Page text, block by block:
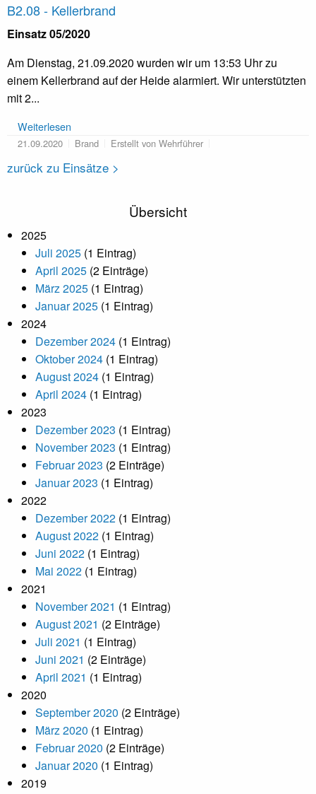
Übersicht
2025
Juli 2025 (1 Eintrag)
April 2025 (2 Einträge)
März 2025 (1 Eintrag)
Januar 2025 (1 Eintrag)
2024
Dezember 2024 (1 Eintrag)
Oktober 2024 (1 Eintrag)
August 2024 (1 Eintrag)
April 2024 (1 Eintrag)
2023
Dezember 2023 (1 Eintrag)
November 2023 (1 Eintrag)
Februar 2023 (2 Einträge)
Januar 2023 (1 Eintrag)
2022
Dezember 2022 (1 Eintrag)
August 2022 (1 Eintrag)
Juni 2022 (1 Eintrag)
Mai 2022 (1 Eintrag)
2021
November 2021 (1 Eintrag)
August 2021 (2 Einträge)
Juli 2021 (1 Eintrag)
Juni 2021 (2 Einträge)
April 2021 (1 Eintrag)
2020
September 2020 (2 Einträge)
März 2020 (1 Eintrag)
Februar 2020 (2 Einträge)
Januar 2020 (1 Eintrag)
2019
B2.08 - Kellerbrand
Einsatz 05/2020
Am Dienstag, 21.09.2020 wurden wir um 13:53 Uhr zu
einem Kellerbrand auf der Heide alarmiert. Wir unterstützten
mit 2...
Weiterlesen
21.09.2020 Brand Erstellt von Wehrführer
zurück zu Einsätze >